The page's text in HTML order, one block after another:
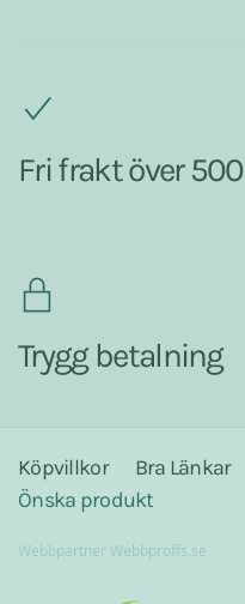
Fri frakt över 500
Trygg betalning
Köpvillkor Bra Länkar
Önska produkt
Webbpartner Webbproffs.se